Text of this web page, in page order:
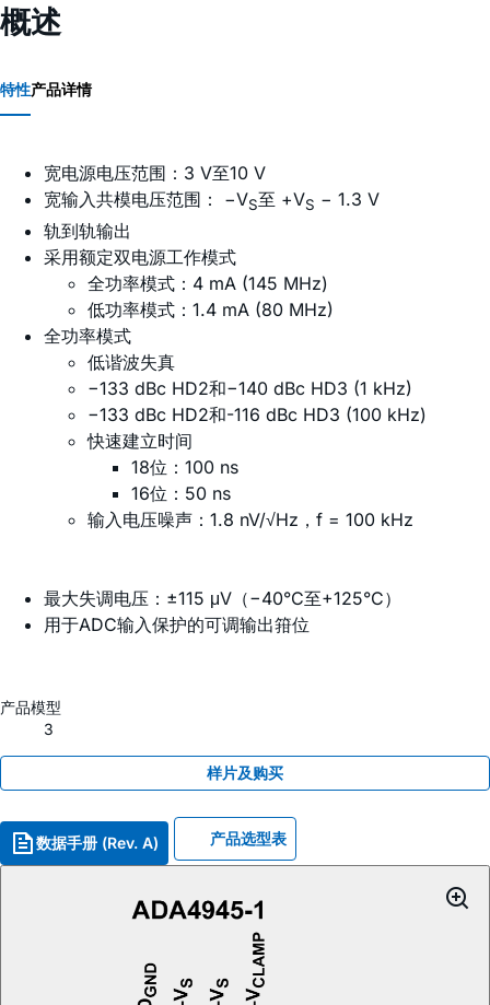
概述
特性产品详情
宽电源电压范围：3 V至10 V
宽输入共模电压范围： −VS至 +VS − 1.3 V
轨到轨输出
采用额定双电源工作模式
全功率模式：4 mA (145 MHz)
低功率模式：1.4 mA (80 MHz)
全功率模式
低谐波失真
−133 dBc HD2和−140 dBc HD3 (1 kHz)
−133 dBc HD2和-116 dBc HD3 (100 kHz)
快速建立时间
18位：100 ns
16位：50 ns
输入电压噪声：1.8 nV/√Hz，f = 100 kHz
最大失调电压：±115 μV（−40°C至+125°C）
用于ADC输入保护的可调输出箝位
产品模型
3
样片及购买
数据手册 (Rev. A) 产品选型表